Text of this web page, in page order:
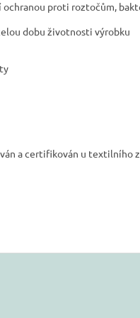
proti roztočům,
dobu životnosti výrobku
a certifikován u textilního